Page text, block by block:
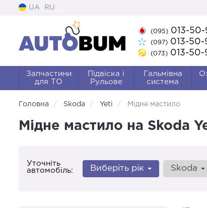
UA RU
(095)013-50-
(097)013-50-
(073)013-50-
Запчастини
для ТО
Підвіска і
Рульове
Гальмівна
система
Головна Skoda Yeti Мідне мастило
Мідне мастило на Skoda
Уточніть
автомобіль:
Виберіть рік Skoda